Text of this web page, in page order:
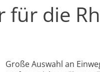
für die
Große Auswahl an